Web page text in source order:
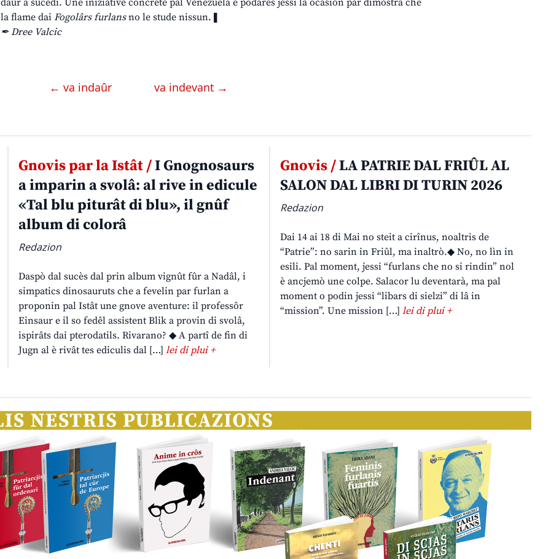
daûr a sucedi. Une iniziative concrete pal Venezuela e podarès jessi la ocasion par dimostrâ che
la flame dai Fogolârs furlansno le stude nissun.❚
✒ Dree Valcic
← va indaûr va indevant →
Gnovis par la Istât /I Gnognosaurs
a imparin a svolâ: al rive in edicule
«Tal blu piturât di blu», il gnûf
album di colorâ
Redazion
Daspò dal sucès dal prin album vignût fûr a Nadâl, i
simpatics dinosauruts che a fevelin par furlan a
proponin pal Istât une gnove aventure: il professôr
Einsaur e il so fedêl assistent Blik a provin di svolâ,
ispirâts dai pterodatils. Rivarano? ◆ A partî de fin di
Jugn al è rivât tes ediculis dal […] lei di plui +
Gnovis /LA PATRIE DAL FRIÛL AL
SALON DAL LIBRI DI TURIN 2026
Redazion
Dai 14 ai 18 di Mai no steit a cirînus, noaltris de
“Patrie”: no sarin in Friûl, ma inaltrò.◆ No, no lìn in
esili. Pal moment, jessi “furlans che no si rindin” nol
è ancjemò une colpe. Salacor lu deventarà, ma pal
moment o podin jessi “libars di sielzi” di lâ in
“mission”. Une mission […]lei di plui +